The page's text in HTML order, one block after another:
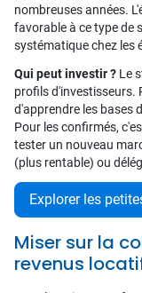
nombreuses années.
favorable à ce type de
systématique chez les
Qui peut investir ? Le
profils d'investisseurs.
d'apprendre les bases
Pour les confirmés,
tester un nouveau
(plus rentable) ou
Explorer les
Miser sur la
revenus